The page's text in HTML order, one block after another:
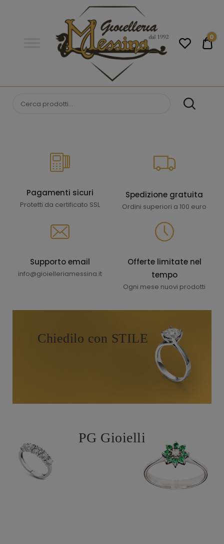
donna. Acquista online i migliori
0
Pagamenti sicuri
Protetti da certificato SSL
Spedizione gratuita
Ordini superiori a 100 euro
Supporto email
info@gioielleriamessina.it
Offerte limitate nel
tempo
Ogni mese nuovi prodotti
Chiedilo con STILE
PG Gioielli